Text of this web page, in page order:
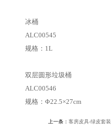
冰桶
ALC00545
规格：1L
双层圆形垃圾桶
ALC00546
规格：Φ22.5×27cm
上一条： 客房皮具-绿皮套装